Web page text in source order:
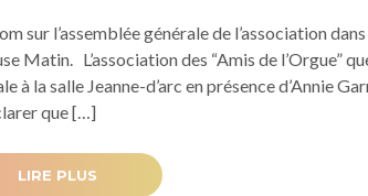
sur l’assemblée générale de l’association
Matin. L’association des “Amis de l’Orgue”
à la salle Jeanne-d’arc en présence d’Annie
que […]
LIRE PLUS